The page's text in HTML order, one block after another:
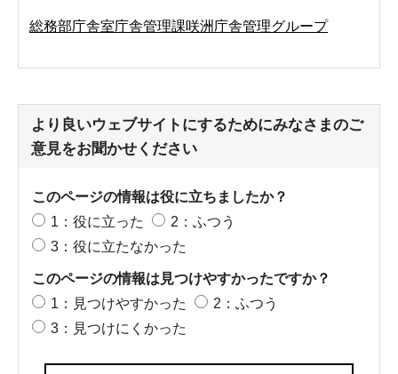
総務部庁舎室庁舎管理課咲洲庁舎管理グループ
より良いウェブサイトにするためにみなさまのご
意見をお聞かせください
このページの情報は役に立ちましたか？
1：役に立った
2：ふつう
3：役に立たなかった
このページの情報は見つけやすかったですか？
1：見つけやすかった
2：ふつう
3：見つけにくかった